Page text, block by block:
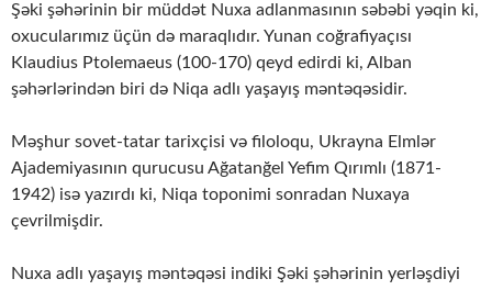
Şəki şəhərinin bir müddət Nuxa adlanmasının səbəbi yəqin ki,
oxucularımız üçün də maraqlıdır. Yunan coğrafiyaçısı
Klaudius Ptolemaeus (100-170) qeyd edirdi ki, Alban
şəhərlərindən biri də Niqa adlı yaşayış məntəqəsidir.
Məşhur sovet-tatar tarixçisi və filoloqu, Ukrayna Elmlər
Ajademiyasının qurucusu Ağatanğel Yefim Qırımlı (1871-
1942) isə yazırdı ki, Niqa toponimi sonradan Nuxaya
çevrilmişdir.
Nuxa adlı yaşayış məntəqəsi indiki Şəki şəhərinin yerləşdiyi